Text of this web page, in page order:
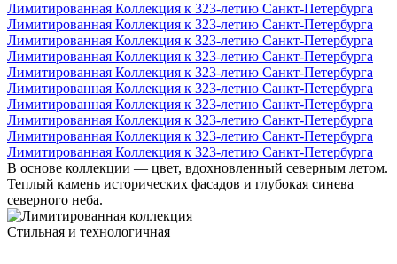
Лимитированная Коллекция к 323-летию Санкт-Петербурга
Лимитированная Коллекция к 323-летию Санкт-Петербурга
Лимитированная Коллекция к 323-летию Санкт-Петербурга
Лимитированная Коллекция к 323-летию Санкт-Петербурга
Лимитированная Коллекция к 323-летию Санкт-Петербурга
Лимитированная Коллекция к 323-летию Санкт-Петербурга
Лимитированная Коллекция к 323-летию Санкт-Петербурга
Лимитированная Коллекция к 323-летию Санкт-Петербурга
Лимитированная Коллекция к 323-летию Санкт-Петербурга
Лимитированная Коллекция к 323-летию Санкт-Петербурга
В основе коллекции — цвет, вдохновленный северным летом.
Теплый камень исторических фасадов и глубокая синева
северного неба.
Стильная и технологичная